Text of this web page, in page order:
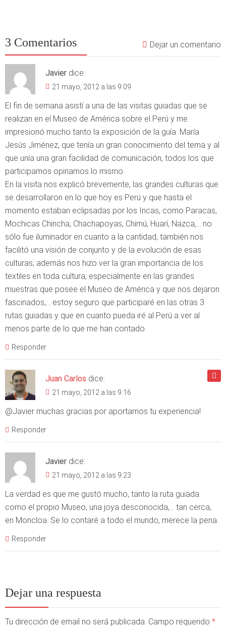
3 Comentarios Dejar un comentario
Javier dice:
21 mayo, 2012 a las 9:09
El fin de semana asistí a una de las visitas guiadas que se
realizan en el Museo de América sobre el Perú y me
impresionó mucho tanto la exposición de la guía: María
Jesús Jiménez, que tenía un gran conocimiento del tema y al
que unía una gran facilidad de comunicación, todos los que
participamos opinamos lo mismo.
En la visita nos explicó brevemente, las grandes culturas que
se desarrollaron en lo que hoy es Perú y que hasta el
momento estaban eclipsadas por los Incas, como Paracas,
Mochicas Chincha, Chachapoyas, Chimú, Huarí, Nazca,… no
sólo fue iluminador en cuanto a la cantidad, también nos
facilitó una visión de conjunto y de la evolución de esas
culturas; además nos hizo ver la gran importancia de los
textiles en toda cultura, especialmente en las grandes
muestras que posee el Museo de América y que nos dejaron
fascinados,… estoy seguro que participaré en las otras 3
rutas guiadas y que en cuanto pueda iré al Perú a ver al
menos parte de lo que me han contado.
Responder
Juan Carlos dice:
21 mayo, 2012 a las 9:16
@Javier muchas gracias por aportarnos tu experiencia!
Responder
Javier dice:
21 mayo, 2012 a las 9:23
La verdad es que me gustó mucho, tanto la ruta guiada
como el propio Museo, una joya desconocida,… tan cerca,
en Moncloa. Se lo contaré a todo el mundo, merece la pena.
Responder
Dejar una respuesta
Tu dirección de email no será publicada. Campo requerido *